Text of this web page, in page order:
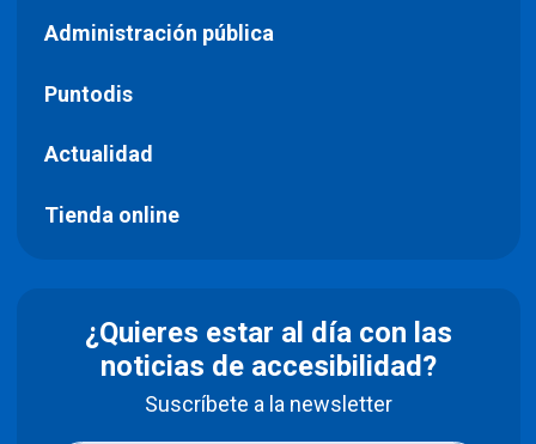
Administración pública
Puntodis
Actualidad
Tienda online
¿Quieres estar al día con las
noticias de accesibilidad?
Suscríbete a la newsletter